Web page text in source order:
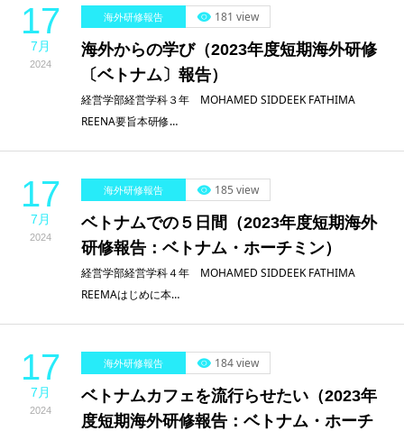
17
7月
2024
海外研修報告 181 view
海外からの学び（2023年度短期海外研修
〔ベトナム〕報告）
経営学部経営学科３年 MOHAMED SIDDEEK FATHIMA
REENA要旨本研修…
17
7月
2024
海外研修報告 185 view
ベトナムでの５日間（2023年度短期海外
研修報告：ベトナム・ホーチミン）
経営学部経営学科４年 MOHAMED SIDDEEK FATHIMA
REEMAはじめに本…
17
7月
2024
海外研修報告 184 view
ベトナムカフェを流行らせたい（2023年
度短期海外研修報告：ベトナム・ホーチ